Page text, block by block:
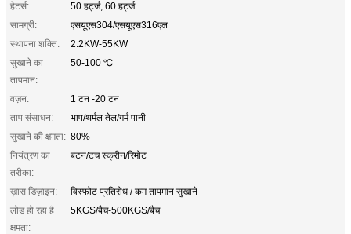
हेटर्स:
50 हर्ट्ज, 60 हर्ट्ज
सामग्री:
एसयूएस304/एसयूएस316एल
स्थापना शक्ति:
2.2KW-55KW
सुखाने का
तापमान:
50-100 ℃
वज़न:
1 टन -20 टन
ताप संसाधन:
भाप/थर्मल तेल/गर्म पानी
सुखाने की क्षमता: 80%
नियंत्रण का
तरीका:
बटन/टच स्क्रीन/रिमोट
ख़ास डिज़ाइन:
विस्फोट प्रतिरोध / कम तापमान सुखाने
लोड हो रहा है
क्षमता:
5KGS/बैच-500KGS/बैच